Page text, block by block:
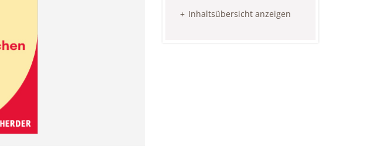
Inhaltsübersicht anzeigen